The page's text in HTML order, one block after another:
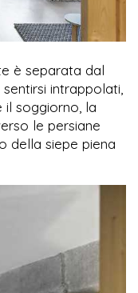
è separata dal
intrappolati,
il soggiorno, la
le persiane
della siepe piena